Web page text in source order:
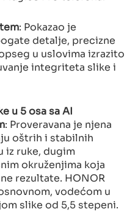
: Pokazao je
detalje, precizne
u uslovima izrazito
integriteta slike i
u 5 osa sa AI
: Proveravana je njena
oštrih i stabilnih
iz ruke, dugim
okruženjima koja
rezultate. HONOR
vodećom u
slike od 5,5 stepeni.